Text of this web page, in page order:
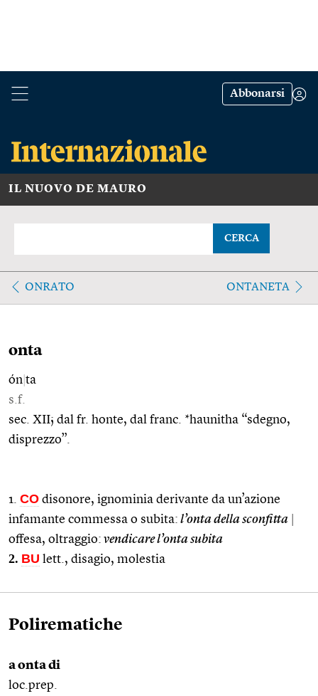
Abbonarsi
IL NUOVO DE MAURO
CERCA
ONRATO ONTANETA
onta
ón ta
s.f.
sec. XII; dal fr. honte, dal franc. *haunitha “sdegno,
disprezzo”.
1. CO disonore, ignominia derivante da un’azione
infamante commessa o subita: l’onta della sconfitta
offesa, oltraggio: vendicare l’onta subita
2. BU lett., disagio, molestia
Polirematiche
a onta di
loc.prep.